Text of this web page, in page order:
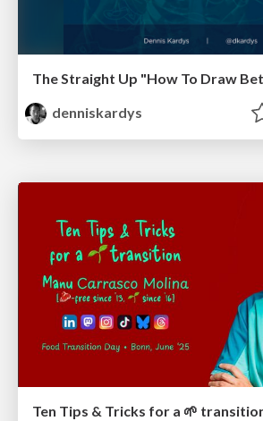
The Straight Up "How To Draw
denniskardys
Ten Tips & Tricks for a 🌱